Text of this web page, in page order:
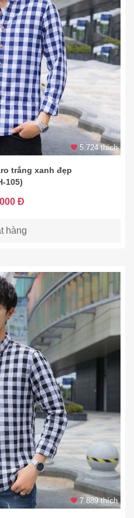
5.724 thích
trắng xanh đẹp
105)
Đ
hàng
7.889 thích